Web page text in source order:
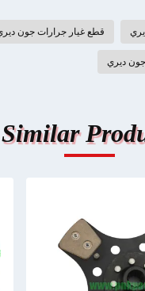
قطع غيار جرارات جون
ديري
Similar